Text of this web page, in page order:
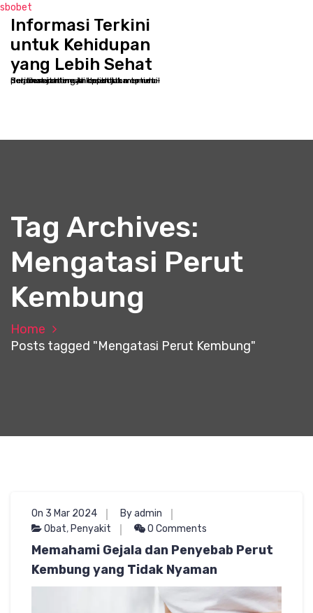
sbobet
Informasi Terkini
untuk Kehidupan
yang Lebih Sehat
Selamat datang di kppbcjakarta.net - Destinasi online Anda untuk memulai perjalanan menuju kesehatan optimal dan kesejahteraan holistik
Tag Archives:
Mengatasi Perut
Kembung
Home
Posts tagged "Mengatasi Perut Kembung"
On 3 Mar 2024
By admin
Obat, Penyakit 0 Comments
Memahami Gejala dan Penyebab Perut
Kembung yang Tidak Nyaman